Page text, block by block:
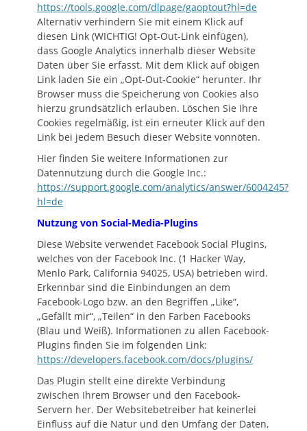
https://tools.google.com/dlpage/gaoptout?hl=de
Alternativ verhindern Sie mit einem Klick auf
diesen Link (WICHTIG! Opt-Out-Link einfügen),
dass Google Analytics innerhalb dieser Website
Daten über Sie erfasst. Mit dem Klick auf obigen
Link laden Sie ein „Opt-Out-Cookie“ herunter. Ihr
Browser muss die Speicherung von Cookies also
hierzu grundsätzlich erlauben. Löschen Sie Ihre
Cookies regelmäßig, ist ein erneuter Klick auf den
Link bei jedem Besuch dieser Website vonnöten.
Hier finden Sie weitere Informationen zur
Datennutzung durch die Google Inc.:
https://support.google.com/analytics/answer/6004245?
hl=de
Nutzung von Social-Media-Plugins
Diese Website verwendet Facebook Social Plugins,
welches von der Facebook Inc. (1 Hacker Way,
Menlo Park, California 94025, USA) betrieben wird.
Erkennbar sind die Einbindungen an dem
Facebook-Logo bzw. an den Begriffen „Like“,
„Gefällt mir“, „Teilen“ in den Farben Facebooks
(Blau und Weiß). Informationen zu allen Facebook-
Plugins finden Sie im folgenden Link:
https://developers.facebook.com/docs/plugins/
Das Plugin stellt eine direkte Verbindung
zwischen Ihrem Browser und den Facebook-
Servern her. Der Websitebetreiber hat keinerlei
Einfluss auf die Natur und den Umfang der Daten,